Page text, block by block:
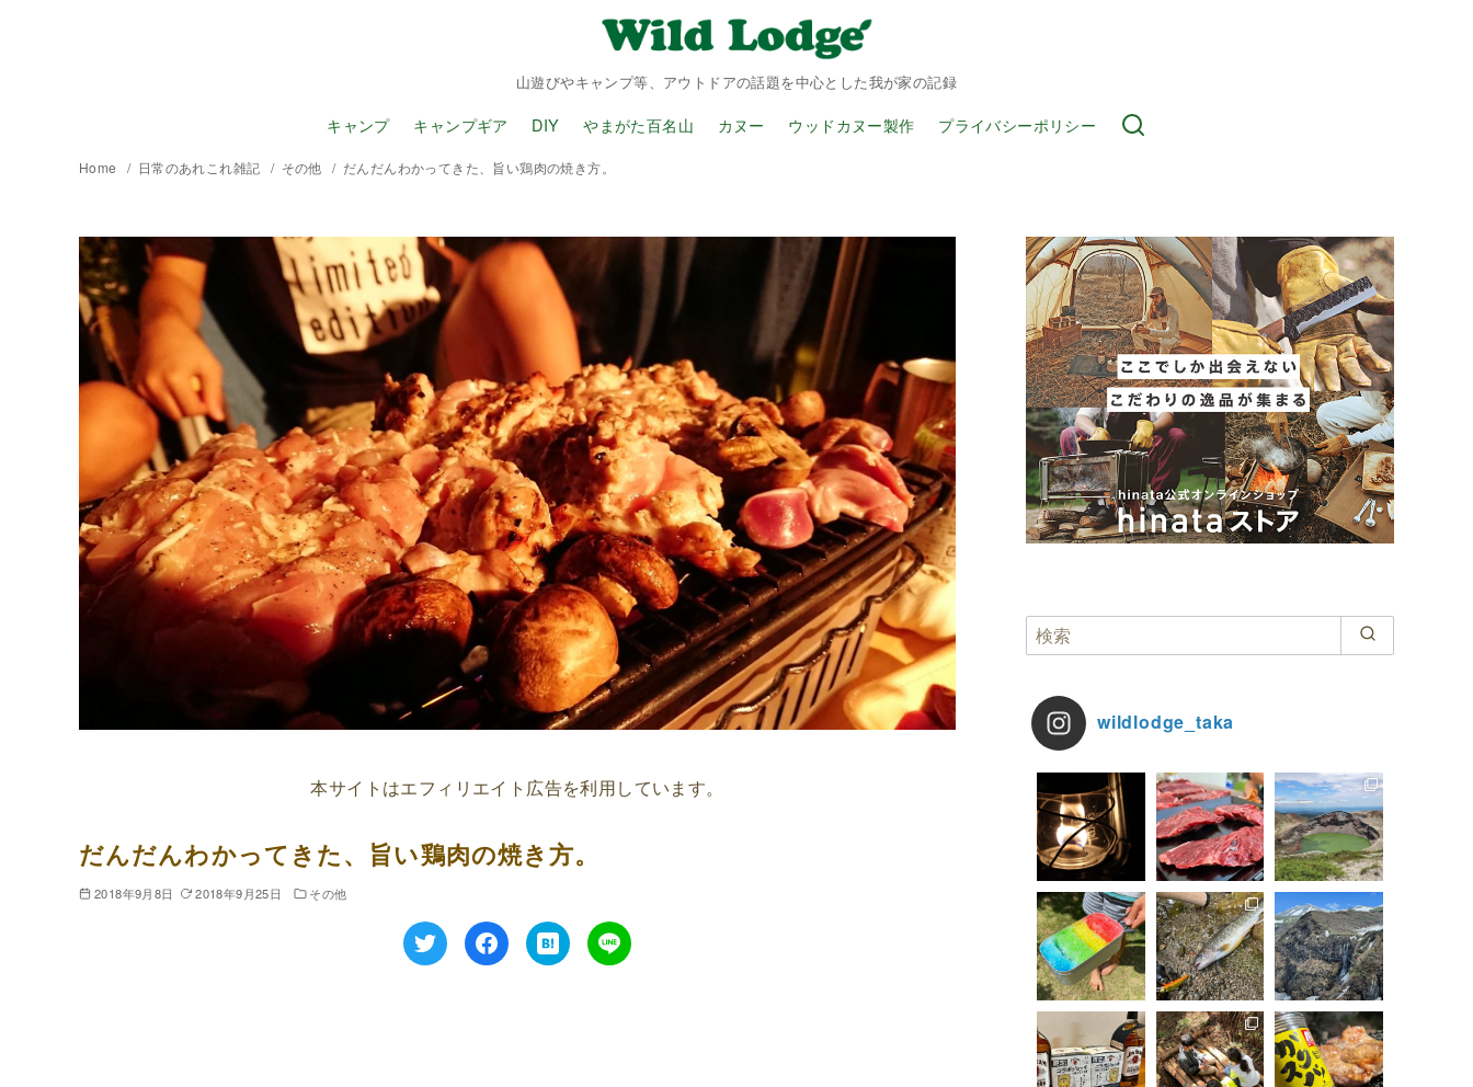
山遊びやキャンプ等、アウトドアの話題を中心とした我が家の記録
キャンプ キャンプギア DIY やまがた百名山 カヌー ウッドカヌー製作 プライバシーポリシー
Home 日常のあれこれ雑記 その他 だんだんわかってきた、旨い鶏肉の焼き方。
本サイトはエフィリエイト広告を利用しています。
だんだんわかってきた、旨い鶏肉の焼き方。
2018年9月8日 2018年9月25日 その他
wildlodge_taka